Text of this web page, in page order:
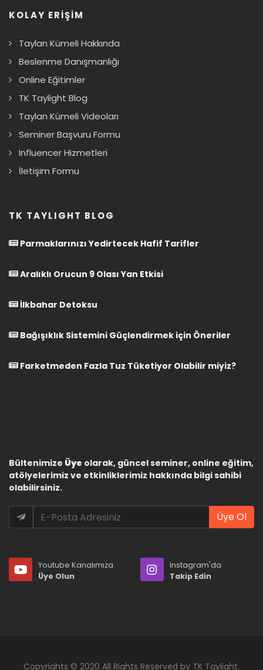
KOLAY ERİŞİM
Taylan Kümeli Hakkında
Beslenme Danışmanlığı
Online Eğitimler
TK Taylight Blog
Taylan Kümeli Videoları
Seminer Başvuru Formu
Influencer Hizmetleri
İletişim Formu
TK TAYLIGHT BLOG
Parmaklarınızı Yedirtecek Hafif Tarifler
Aralıklı Orucun 9 Olası Yan Etkisi
İlkbahar Detoksu
Bağışıklık Sistemini Güçlendirmek için Öneriler
Farketmeden Fazla Tuz Tüketiyor Olabilir miyiz?
Bültenimize Üye olarak, güncel seminer, online eğitim,
atölyelerimiz ve etkinliklerimiz hakkında bilgi sahibi
olabilirsiniz.
Üye Ol
Youtube Kanalımıza
Üye Olun
Instagram'da
Takip Edin
Copyrights © 2020 All Rights Reserved by TK Taylight.